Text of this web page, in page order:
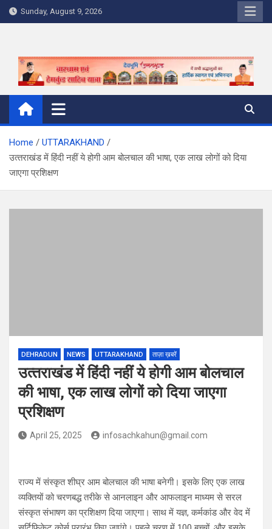
Skip
to
Sunday, August 9, 2026
Home
UTTARAKHAND
उत्‍तराखंड में हिंदी नहीं ये होगी आम बोलचाल की भाषा, एक लाख लोगों को दिया
जाएगा प्रशिक्षण
DEHRADUN NEWS UTTARAKHAND ताज़ा ख़बरें
उत्‍तराखंड में हिंदी नहीं ये होगी आम बोलचाल
की भाषा, एक लाख लोगों को दिया जाएगा
प्रशिक्षण
April 25, 2025 infosachkahun@gmail.com
राज्य में संस्कृत शीघ्र आम बोलचाल की भाषा बनेगी। इसके लिए एक लाख
व्यक्तियों को चरणबद्ध तरीके से आनलाइन और आफलाइन माध्यम से सरल
संस्कृत संभाषण का प्रशिक्षण दिया जाएगा। साथ में यज्ञ, कर्मकांड और वेद में